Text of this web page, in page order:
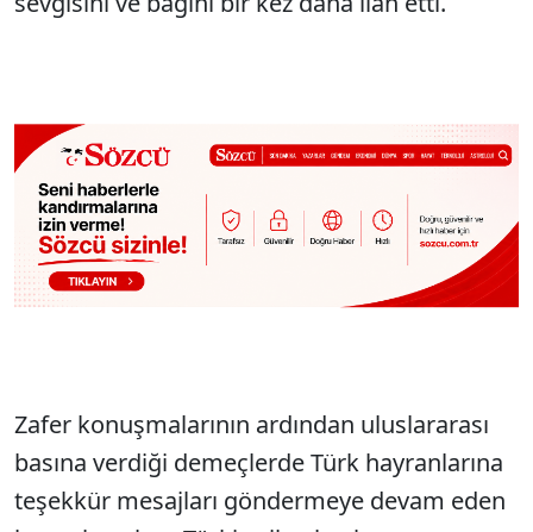
Zafer konuşmalarının ardından uluslararası
basına verdiği demeçlerde Türk hayranlarına
teşekkür mesajları göndermeye devam eden